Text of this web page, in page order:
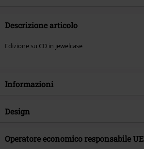
Descrizione articolo
Edizione su CD in jewelcase
Informazioni
Codice articolo
Genere Musicale
Grindcore
Design
Tipologia prodotto
CD
Operatore economico responsabile UE